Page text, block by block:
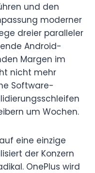
und den
moderner
dreier paralleler
Android-
Margen im
nicht mehr
Software-
um Wochen.
eine einzige
der Konzern
OnePlus wird